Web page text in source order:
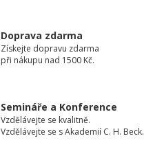
Doprava zdarma
Získejte dopravu zdarma
při nákupu nad 1500 Kč.
Semináře a Konference
Vzdělávejte se kvalitně.
Vzdělávejte se s Akademií C. H. Beck.